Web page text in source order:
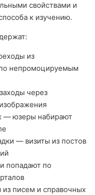
свойствами и
к изучению.
из
непромоцируемым
через
— юзеры набирают
— визиты из постов
попадают по
писем и справочных